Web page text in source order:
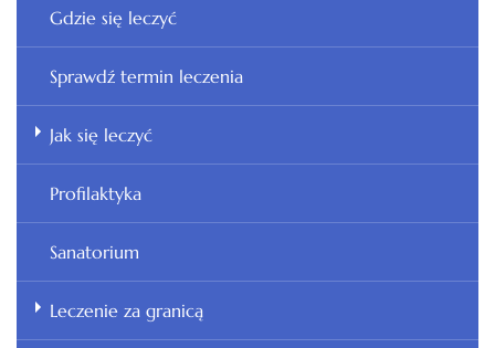
Gdzie się leczyć
Sprawdź termin leczenia
Jak się leczyć
Profilaktyka
Sanatorium
Leczenie za granicą